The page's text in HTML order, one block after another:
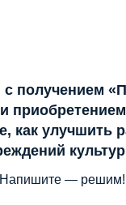
получением
как улучшить
Напишите — решим!